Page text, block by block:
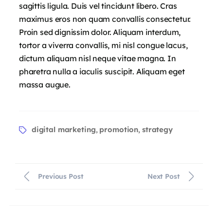
sagittis ligula. Duis vel tincidunt libero. Cras
maximus eros non quam convallis consectetur.
Proin sed dignissim dolor. Aliquam interdum,
tortor a viverra convallis, mi nisl congue lacus,
dictum aliquam nisl neque vitae magna. In
pharetra nulla a iaculis suscipit. Aliquam eget
massa augue.
digital marketing, promotion,strategy
Previous Post Next Post